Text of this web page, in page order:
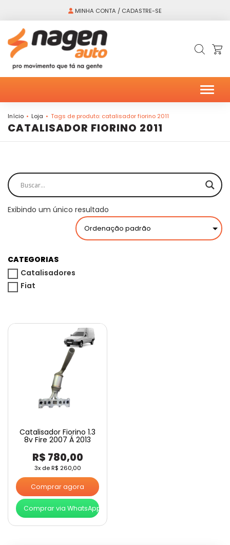
MINHA CONTA / CADASTRE-SE
Início Loja Tags de produto: catalisador fiorino 2011
CATALISADOR FIORINO 2011
Exibindo um único resultado
CATEGORIAS
Catalisadores
Fiat
Catalisador Fiorino 1.3
8v Fire 2007 Á 2013
R$ 780,00
3x deR$ 260,00
Comprar agora
Comprar via WhatsApp